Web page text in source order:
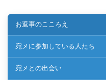
お返事のこころえ
宛メに参加している人たち
宛メとの出会い